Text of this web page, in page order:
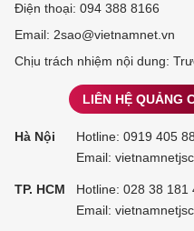
Điện thoại: 094 388 8166
Email: 2sao@vietnamnet.vn
Chịu trách nhiệm nội dung:
LIÊN HỆ QUẢNG
Hà Nội Hotline: 0919 405
Email:
TP. HCM Hotline: 028 38 181
Email: